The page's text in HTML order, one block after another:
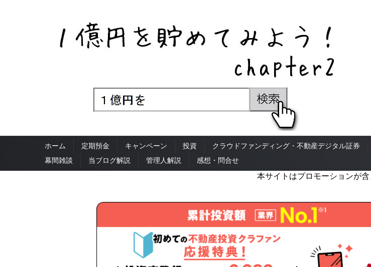
ホーム 定期預金 キャンペーン 投資 クラウドファンディング・不動産デジタル証券
幕間雑談
当ブログ解説 管理人解説 感想・問合せ
本サイトはプロモーションが